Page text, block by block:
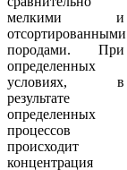
мелкими и
отсортированными
породами. При
определенных
условиях, в
результате
определенных
процессов
происходит
концентрация